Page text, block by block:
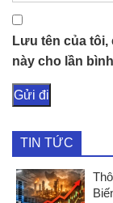
Lưu tên của tôi,
này cho lần
TIN TỨC